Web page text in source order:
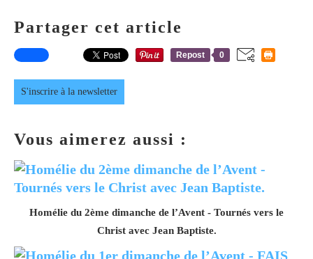
Partager cet article
Repost 0
S'inscrire à la newsletter
Vous aimerez aussi :
Homélie du 2ème dimanche de l’Avent - Tournés vers le
Christ avec Jean Baptiste.